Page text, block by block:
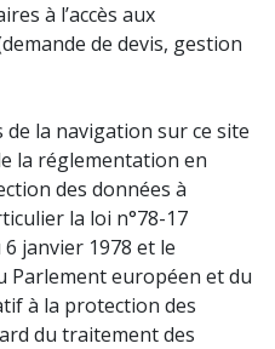
à l’accès aux
de devis, gestion
la navigation sur ce site
la réglementation en
des données à
la loi n°78-17
janvier 1978 et le
Parlement européen et du
à la protection des
du traitement des